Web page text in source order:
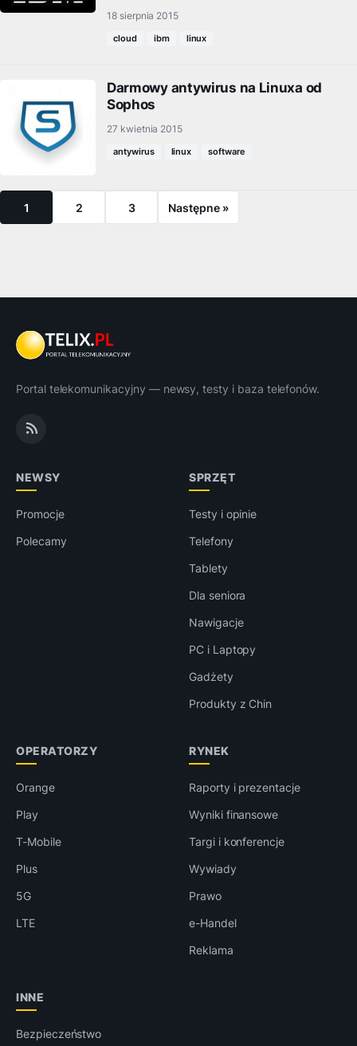
18 sierpnia 2015
cloud ibm linux
Darmowy antywirus na Linuxa od
Sophos
27 kwietnia 2015
antywirus linux software
1 2 3 Następne »
Portal telekomunikacyjny — newsy, testy i baza telefonów.
NEWSY
Promocje
Polecamy
SPRZĘT
Testy i opinie
Telefony
Tablety
Dla seniora
Nawigacje
PC i Laptopy
Gadżety
Produkty z Chin
OPERATORZY
Orange
Play
T-Mobile
Plus
5G
LTE
RYNEK
Raporty i prezentacje
Wyniki finansowe
Targi i konferencje
Wywiady
Prawo
e-Handel
Reklama
INNE
Bezpieczeństwo